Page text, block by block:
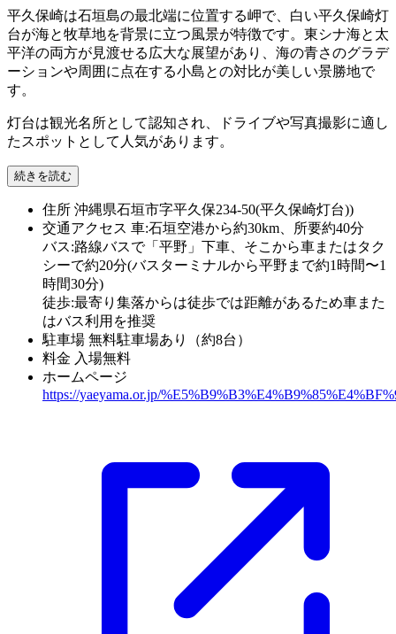
平久保崎は石垣島の最北端に位置する岬で、白い平久保崎灯
台が海と牧草地を背景に立つ風景が特徴です。東シナ海と太
平洋の両方が見渡せる広大な展望があり、海の青さのグラデ
ーションや周囲に点在する小島との対比が美しい景勝地で
す。
灯台は観光名所として認知され、ドライブや写真撮影に適し
たスポットとして人気があります。
続きを読む
住所 沖縄県石垣市字平久保234-50(平久保崎灯台))
交通アクセス 車:石垣空港から約30km、所要約40分
バス:路線バスで「平野」下車、そこから車またはタク
シーで約20分(バスターミナルから平野まで約1時間〜1
時間30分)
徒歩:最寄り集落からは徒歩では距離があるため車また
はバス利用を推奨
駐車場 無料駐車場あり（約8台）
料金 入場無料
ホームページ
https://yaeyama.or.jp/